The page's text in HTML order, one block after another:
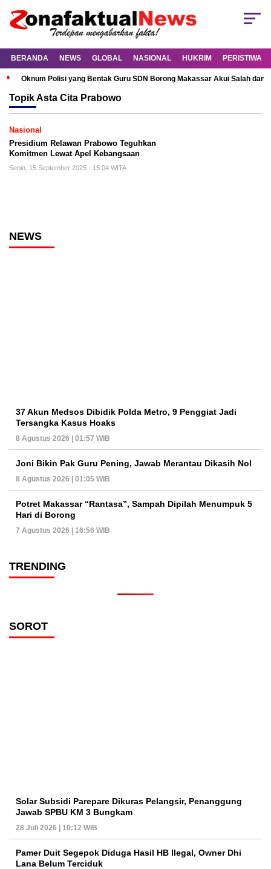
BERANDA NEWS GLOBAL NASIONAL HUKRIM PERISTIWA
Oknum Polisi yang Bentak Guru SDN Borong Makassar Akui Salah dan
TopikAsta Cita Prabowo
Nasional
Presidium Relawan Prabowo Teguhkan
Komitmen Lewat Apel Kebangsaan
Senin, 15 September 2025 - 15:04 WITA
NEWS
37 Akun Medsos Dibidik Polda Metro, 9 Penggiat Jadi
Tersangka Kasus Hoaks
8 Agustus 2026 | 01:57 WIB
Joni Bikin Pak Guru Pening, Jawab Merantau Dikasih Nol
8 Agustus 2026 | 01:05 WIB
Potret Makassar “Rantasa”, Sampah Dipilah Menumpuk 5
Hari di Borong
7 Agustus 2026 | 16:56 WIB
TRENDING
SOROT
Solar Subsidi Parepare Dikuras Pelangsir, Penanggung
Jawab SPBU KM 3 Bungkam
28 Juli 2026 | 10:12 WIB
Pamer Duit Segepok Diduga Hasil HB Ilegal, Owner Dhi
Lana Belum Terciduk